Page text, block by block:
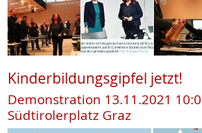
Kinderbildungsgipfel jetzt!
Demonstration 13.11.2021
Südtirolerplatz Graz